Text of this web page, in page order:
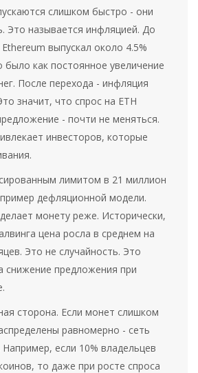
слишком быстро - они
Это называется инфляцией. До
выпускал около 4.5%
было как постоянное увеличение
После перехода - инфляция
значит, что спрос на ETH
- почти не меняться.
инвесторов, которые
лимитом в 21 миллион
дефляционной модели.
монету реже. Исторически,
цена росла в среднем на
Это не случайность. Это
снижение предложения при
сторона. Если монет слишком
равномерно - сеть
если 10% владельцев
то даже при росте спроса